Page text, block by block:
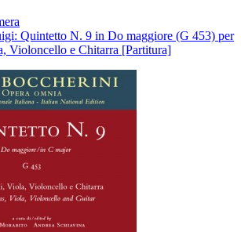
Quintetto N. 9 in Do maggiore (G 453) per
Violoncello e Chitarra [Partitura]